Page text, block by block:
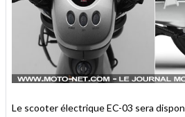
Le scooter électrique EC-03 sera